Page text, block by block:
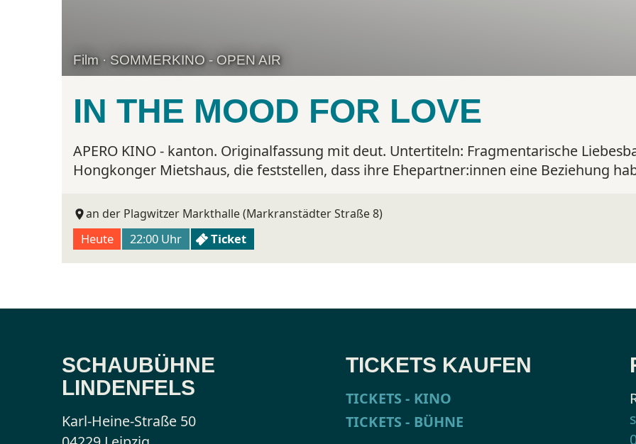
Film · SOMMERKINO - OPEN AIR
IN THE MOOD FOR LOVE
APERO KINO - kanton. Originalfassung mit deut. Untertiteln: Fragmentarische
Hongkonger Mietshaus, die feststellen, dass ihre Ehepartner:innen eine Beziehung
an der Plagwitzer Markthalle (Markranstädter Straße 8)
Heute 22:00 Uhr Ticket
SCHAUBÜHNE
LINDENFELS
Karl-Heine-Straße 50
TICKETS KAUFEN
TICKETS - KINO
TICKETS - BÜHNE